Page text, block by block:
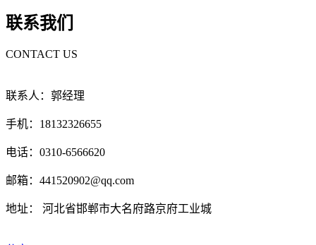
联系我们
CONTACT US
联系人：郭经理
手机：18132326655
电话：0310-6566620
邮箱：441520902@qq.com
地址： 河北省邯郸市大名府路京府工业城